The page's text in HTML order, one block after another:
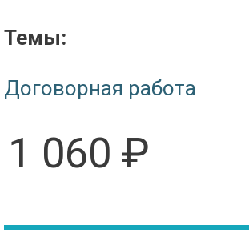
Темы:
Договорная работа
1 060 ₽